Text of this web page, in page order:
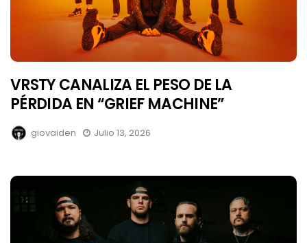
VRSTY CANALIZA EL PESO DE LA
PÉRDIDA EN “GRIEF MACHINE”
giovaiden Julio 13, 2026